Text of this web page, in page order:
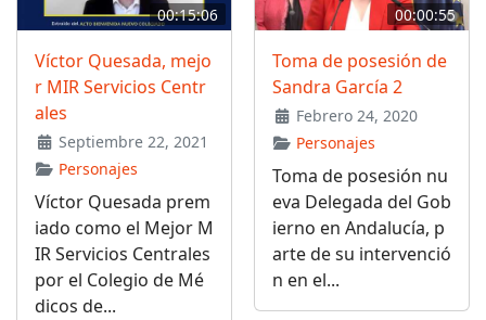
00:15:06
Víctor Quesada, mejo
r MIR Servicios Centr
ales
Septiembre 22, 2021
Personajes
Víctor Quesada prem
iado como el Mejor M
IR Servicios Centrales
por el Colegio de Mé
dicos de...
00:00:55
Toma de posesión de
Sandra García 2
Febrero 24, 2020
Personajes
Toma de posesión nu
eva Delegada del Gob
ierno en Andalucía, p
arte de su intervenció
n en el...